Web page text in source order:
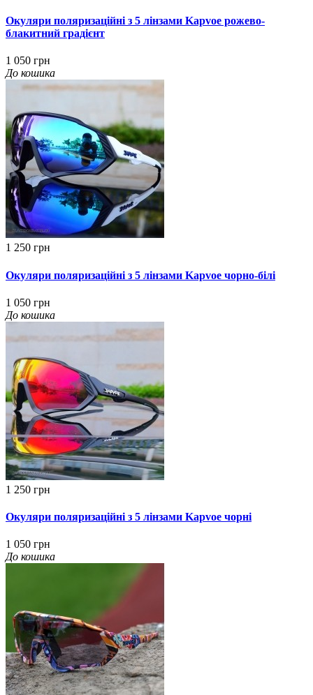
Окуляри поляризаційні з 5 лінзами Kapvoe рожево-
блакитний градієнт
1 050 грн
До кошика
1 250 грн
Окуляри поляризаційні з 5 лінзами Kapvoe чорно-білі
1 050 грн
До кошика
1 250 грн
Окуляри поляризаційні з 5 лінзами Kapvoe чорні
1 050 грн
До кошика